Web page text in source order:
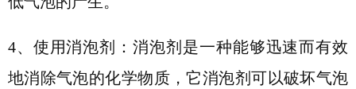
4、 使用消泡剂：消泡剂是一种能够迅速而有效
地消除气泡的化学物质 ，它消泡剂可以破坏气泡